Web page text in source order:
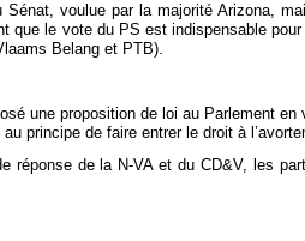
voulue par la majorité Arizona,
le vote du PS est indispensable
Belang et PTB).
une proposition de loi au Parlement
principe de faire entrer le droit à
de la N-VA et du CD&V, les